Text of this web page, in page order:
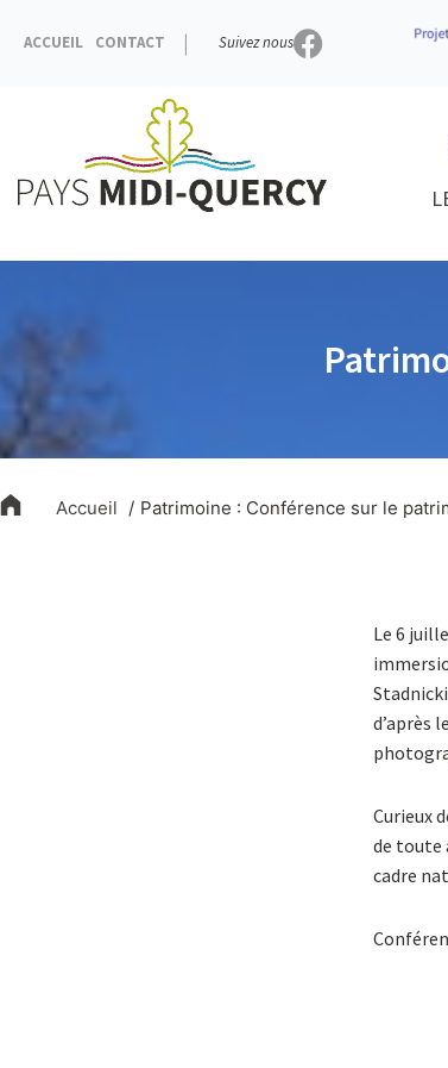
ACCUEIL CONTACT Suivez nous
Accueil Patrimoine : Conférence sur le
Le 6
d’après
Curieux
de toute
cadre